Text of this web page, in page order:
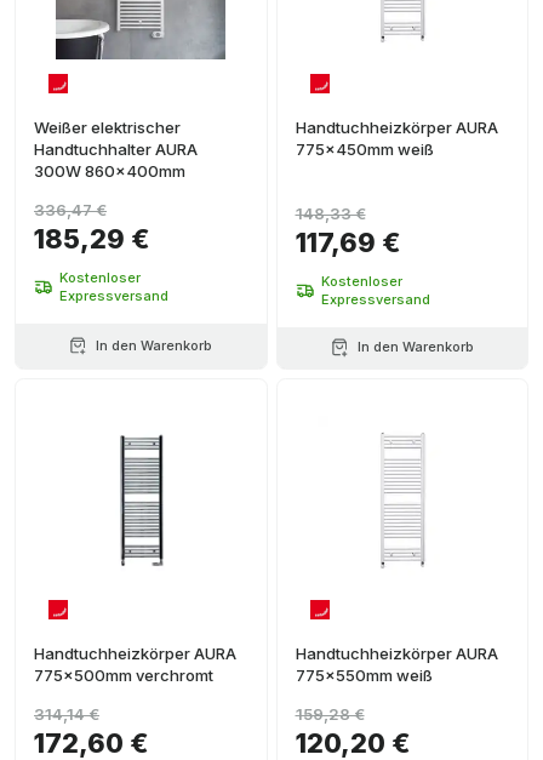
Weißer elektrischer
Handtuchhalter AURA
300W 860x400mm
185,29 €
336,47 €
Kostenloser
Expressversand
In den Warenkorb
Handtuchheizkörper AURA
775x450mm weiß
117,69 €
148,33 €
Kostenloser
Expressversand
In den Warenkorb
Handtuchheizkörper AURA
775x500mm verchromt
172,60 €
314,14 €
Handtuchheizkörper AURA
775x550mm weiß
120,20 €
159,28 €